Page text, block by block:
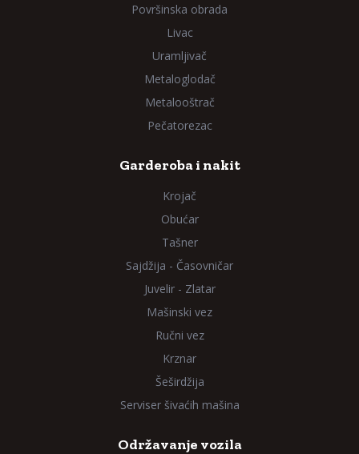
Površinska obrada
Livac
Uramljivač
Metaloglodač
Metalooštrač
Pečatorezac
Garderoba i nakit
Krojač
Obućar
Tašner
Sajdžija - Časovničar
Juvelir - Zlatar
Mašinski vez
Ručni vez
Krznar
Šeširdžija
Serviser šivaćih mašina
Održavanje vozila